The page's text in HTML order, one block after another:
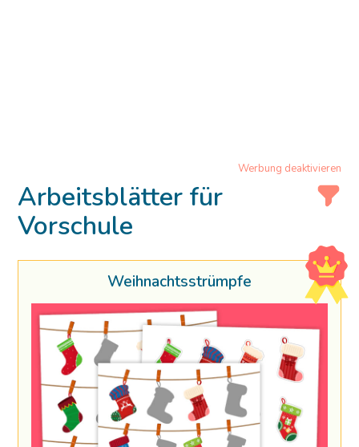
Werbung deaktivieren
Arbeitsblätter für
Vorschule
Weihnachtsstrümpfe